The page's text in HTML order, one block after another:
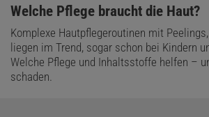
:
Welche Pflege braucht die Haut?
Komplexe Hautpflegeroutinen mit
liegen im Trend, sogar schon bei Kindern
Welche Pflege und Inhaltsstoffe helfen –
schaden.